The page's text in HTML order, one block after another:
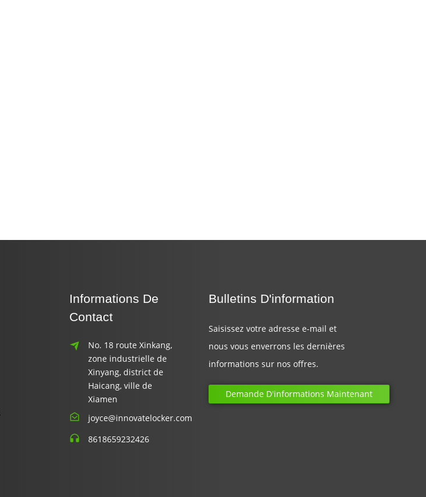
Informations De
Contact
No. 18 route Xinkang,
zone industrielle de
Xinyang, district de
Haicang, ville de
Xiamen
joyce@innovatelocker.com
8618659232426
Bulletins D'information
Saisissez votre adresse e-mail et
nous vous enverrons les dernières
informations sur nos offres.
Demande D'informations Maintenant